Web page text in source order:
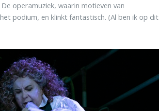
operamuziek, waarin motieven van
podium, en klinkt fantastisch. (Al ben ik op dit